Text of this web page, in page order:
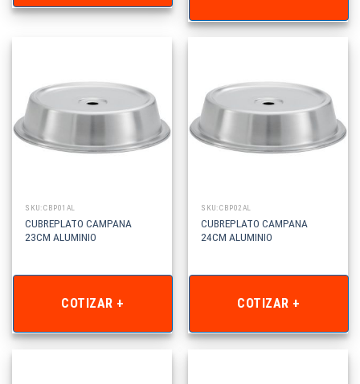
SKU: CBP01AL
CUBREPLATO CAMPANA
23CM ALUMINIO
COTIZAR +
SKU: CBP02AL
CUBREPLATO CAMPANA
24CM ALUMINIO
COTIZAR +